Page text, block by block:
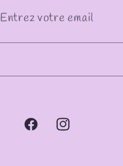
Entrez votre email
FacebookInstagram